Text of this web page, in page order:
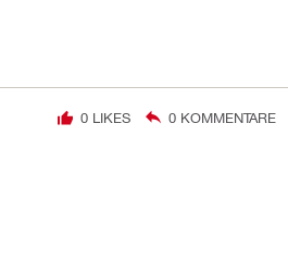
0LIKES 0 KOMMENTARE